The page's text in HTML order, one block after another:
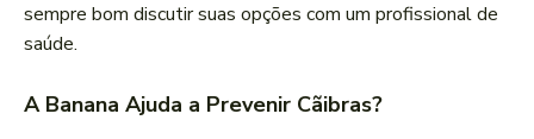
sempre bom discutir suas opções com um profissional de
saúde.
A Banana Ajuda a Prevenir Cãibras?